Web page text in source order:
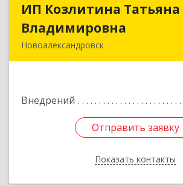
ИП Козлитина Татьяна
Владимировна
Новоалександровск
Внедрений
Отправить заявку
Показать контакты
ИП
Отправить заявку
Назад